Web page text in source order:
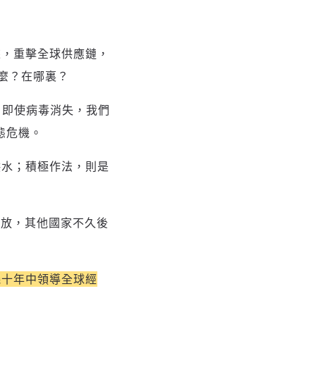
重擊全球供應鏈，
？在哪裏？
使病毒消失，我們
機。
；積極作法，則是
，其他國家不久後
年中領導全球經